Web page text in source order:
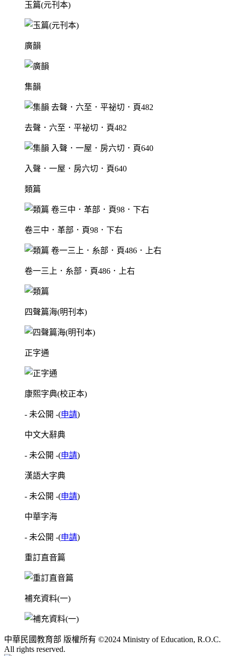
玉篇(元刊本)
廣韻
集韻
去聲．六至．平祕切．頁482
入聲．一屋．房六切．頁640
類篇
卷三中．革部．頁98．下右
卷一三上．糸部．頁486．上右
四聲篇海(明刊本)
正字通
康熙字典(校正本)
- 未公開 -(申請)
中文大辭典
- 未公開 -(申請)
漢語大字典
- 未公開 -(申請)
中華字海
- 未公開 -(申請)
重訂直音篇
補充資料(一)
中華民國教育部 版權所有 ©2024 Ministry of Education, R.O.C.
All rights reserved.